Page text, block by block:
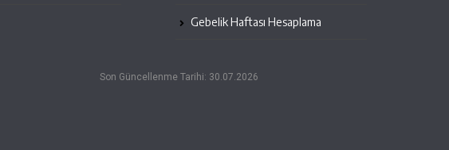
Gebelik Haftası Hesaplama
Son Güncellenme Tarihi: 30.07.2026